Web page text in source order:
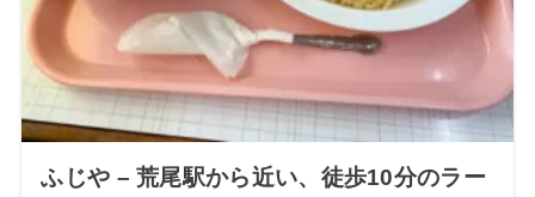
ふじや – 荒尾駅から近い、徒歩10分のラー